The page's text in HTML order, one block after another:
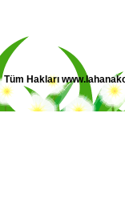
Tüm Hakları